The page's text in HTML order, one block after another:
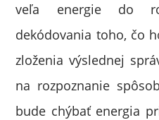
veľa energie do
dekódovania toho, čo
zloženia výslednej
na rozpoznanie
bude chýbať energia